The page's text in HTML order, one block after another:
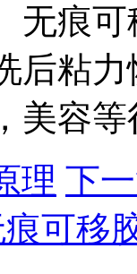
无痕
后粘
美容
理 下
可移